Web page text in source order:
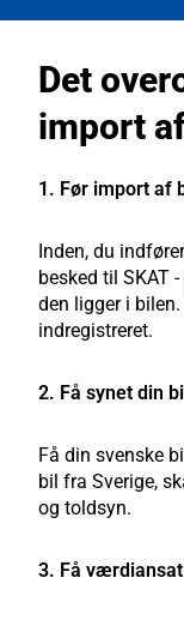
Det
import
1. Før import af
Inden, du
besked til SKAT
den ligger i
indregistreret.
2. Få synet din
Få din svenske
bil fra Sverige,
og toldsyn.
3. Få